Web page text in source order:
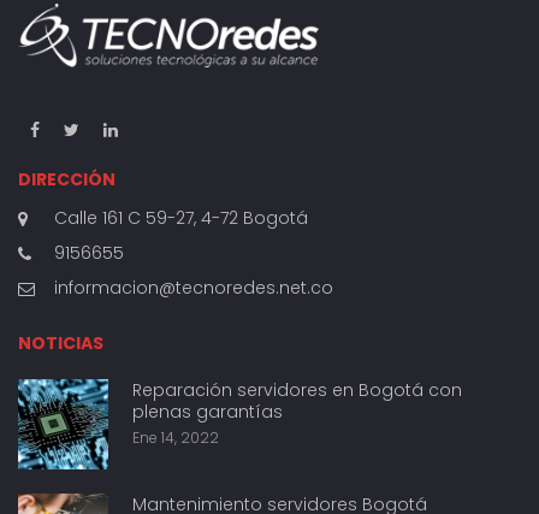
DIRECCIÓN
Calle 161 C 59-27, 4-72 Bogotá
9156655
informacion@tecnoredes.net.co
NOTICIAS
Reparación servidores en Bogotá con
plenas garantías
Ene 14, 2022
Mantenimiento servidores Bogotá